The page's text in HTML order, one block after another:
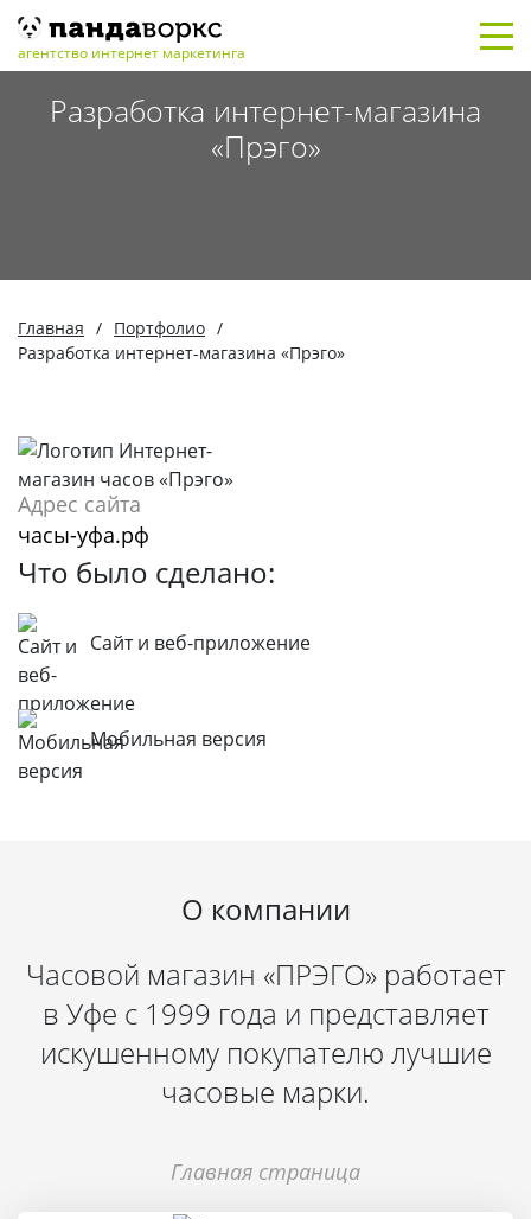
агентство интернет маркетинга
Разработка интернет-магазина
«Прэго»
Главная / Портфолио /
Разработка интернет-магазина «Прэго»
Адрес сайта
часы-уфа.рф
Что было сделано:
Сайт и веб-приложение
Мобильная версия
О компании
Часовой магазин «ПРЭГО» работает
в Уфе с 1999 года и представляет
искушенному покупателю лучшие
часовые марки.
Главная страница